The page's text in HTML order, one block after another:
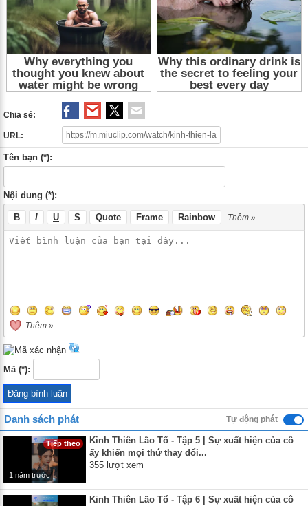
Chia sẻ:
URL:
Tên bạn (*):
Nội dung (*):
B I U S Quote Frame Rainbow Thêm »
Thêm »
Mã (*):
Danh sách phát Tự động phát
Tiếp theo
1 năm trước
Kinh Thiên Lão Tổ - Tập 5 | Sự xuất hiện của cô
ấy khiến mọi thứ thay đổi...
355 lượt xem
Kinh Thiên Lão Tổ - Tập 6 | Sự xuất hiện của cô